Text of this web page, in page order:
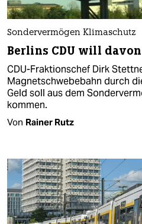
Sondervermögen Klimaschutz
Berlins CDU will
CDU-Fraktionschef Dirk
Magnetschwebebahn durch
Geld soll aus dem
kommen.
Von Rainer Rutz